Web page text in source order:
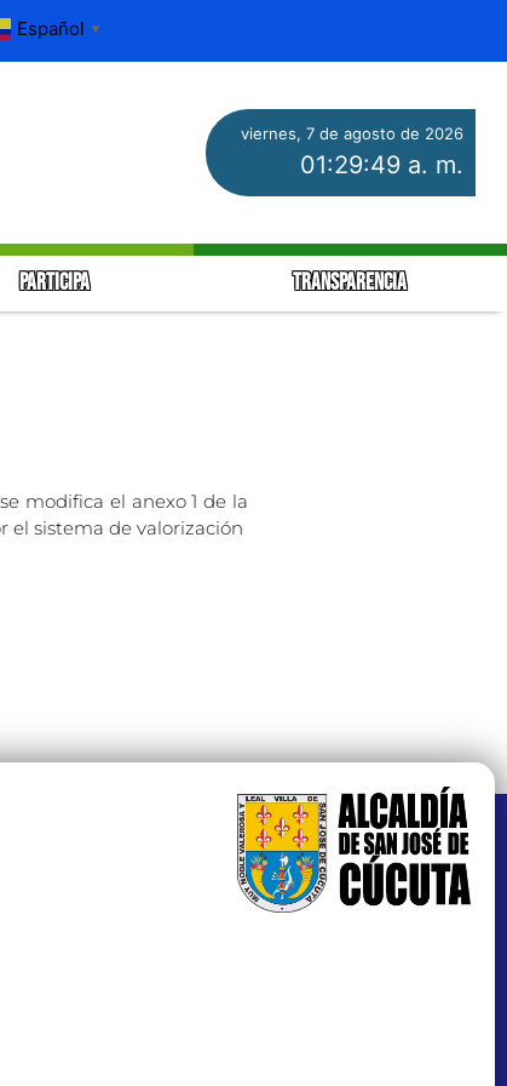
Español ▼
viernes, 7 de agosto de 2026
01:29:49 a. m.
PARTICIPA TRANSPARENCIA
modifica el anexo 1 de la
el sistema de valorización